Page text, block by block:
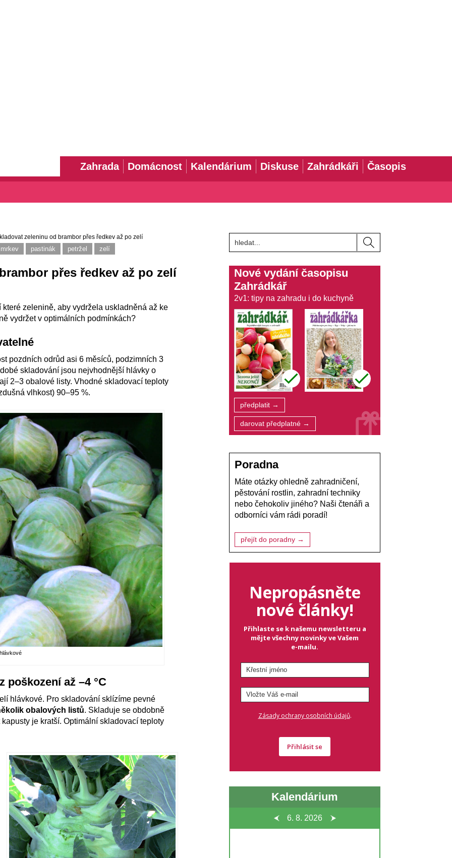
Zahrada Domácnost Kalendárium Diskuse Zahrádkáři Časopis
zeleninu od brambor přes ředkev až po zelí
mrkev pastinák petržel zelí
přes ředkev až po zelí
zelenině, aby vydržela uskladněná až ke
vydržet v optimálních podmínkách?
pozdních odrůd asi 6 měsíců, podzimních 3
skladování jsou nejvhodnější hlávky o
2–3 obalové listy. Vhodné skladovací teploty
vlhkost) 90–95 %.
poškození až –4 °C
hlávkové. Pro skladování sklízíme pevné
obalových listů. Skladuje se obdobně
je kratší. Optimální skladovací teploty
Nové vydání časopisu
Zahrádkář
2v1: tipy na zahradu i do kuchyně
předplatit →
darovat předplatné →
Poradna
Máte otázky ohledně zahradničení,
pěstování rostlin, zahradní techniky
nebo čehokoliv jiného? Naši čtenáři a
odborníci vám rádi poradí!
přejít do poradny →
Nepropásněte
nové články!
Přihlaste se k našemu newsletteru a
mějte všechny novinky ve Vašem
e-mailu.
Zásady ochrany osobních údajů.
Přihlásit se
Kalendárium
6. 8. 2026